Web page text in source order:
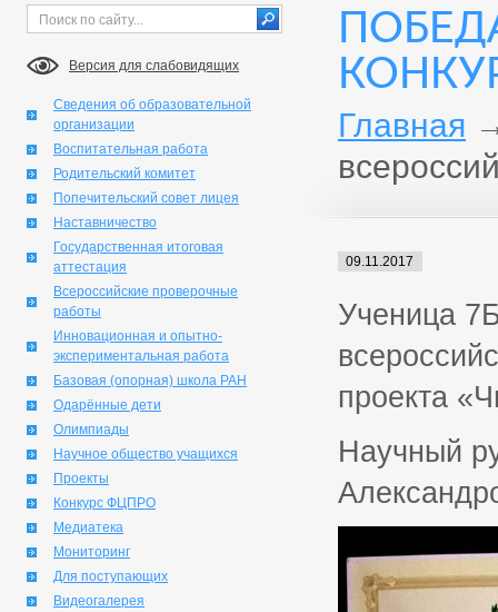
Версия для слабовидящих
Сведения об образовательной
организации
Воспитательная работа
Родительский комитет
Попечительский совет лицея
Наставничество
Государственная итоговая
аттестация
Всероссийские проверочные
работы
Инновационная и опытно-
экспериментальная работа
Базовая (опорная) школа РАН
Одарённые дети
Олимпиады
Научное общество учащихся
Проекты
Конкурс ФЦПРО
Медиатека
Мониторинг
Для поступающих
Видеогалерея
Главная
09.11.2017
Ученица
проекта
Научный